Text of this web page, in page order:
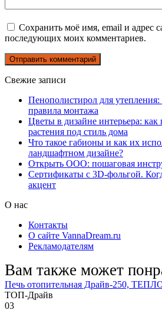
Сохранить моё имя, email и адрес
последующих моих комментариев.
Свежие записи
Пенополистирол для
правила монтажа
Цветы в дизайне интерьера: как
растения под стиль дома
Что такое габионы и как их
ландшафтном дизайне?
Открыть ООО: пошаговая
Сертификаты с 3D-фольгой.
акцент
О нас
Контакты
О сайте VannaDream.ru
Рекламодателям
Вам также может
Печь отопительная Драйв-250,
ТОП-Драйв
03